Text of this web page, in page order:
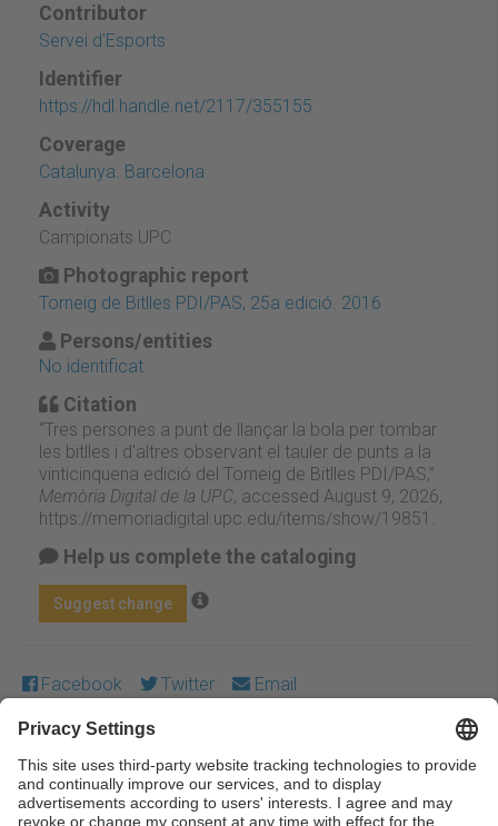
Contributor
Servei d'Esports
Identifier
https://hdl.handle.net/2117/355155
Coverage
Catalunya. Barcelona
Activity
Campionats UPC
Photographic report
Torneig de Bitlles PDI/PAS, 25a edició. 2016
Persons/entities
No identificat
Citation
“Tres persones a punt de llançar la bola per tombar
les bitlles i d'altres observant el tauler de punts a la
vinticinquena edició del Torneig de Bitlles PDI/PAS,”
Memòria Digital de la UPC, accessed August 9, 2026,
https://memoriadigital.upc.edu/items/show/19851
Help us complete the cataloging
Suggest change
Facebook Twitter Email
Except where otherwise noted, content on this work is
licensed under a Creative Commons license:Attribution-